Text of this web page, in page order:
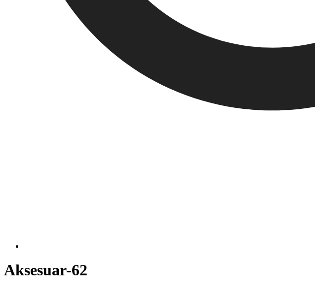
Aksesuar-62